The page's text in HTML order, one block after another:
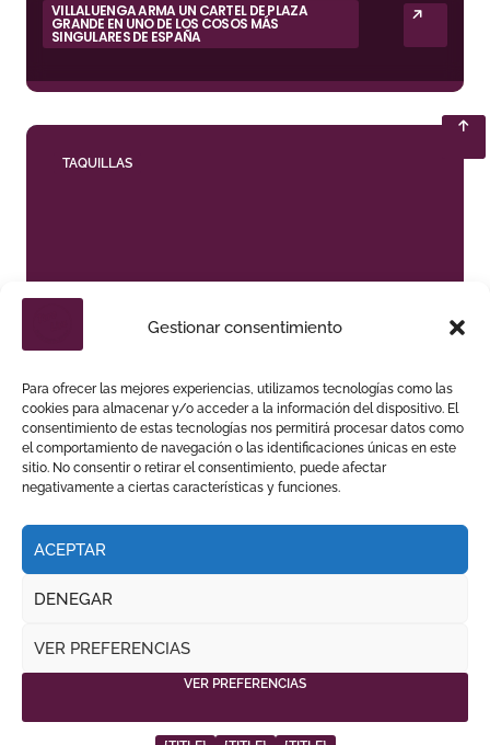
Gestionar consentimiento
Para ofrecer las mejores experiencias, utilizamos tecnologías como las
cookies para almacenar y/o acceder a la información del dispositivo. El
consentimiento de estas tecnologías nos permitirá procesar datos como
el comportamiento de navegación o las identificaciones únicas en este
sitio. No consentir o retirar el consentimiento, puede afectar
negativamente a ciertas características y funciones.
ACEPTAR
DENEGAR
VER PREFERENCIAS
VER PREFERENCIAS
VILLALUENGA ARMA UN CARTEL DE PLAZA
GRANDE EN UNO DE LOS COSOS MÁS
SINGULARES DE ESPAÑA
TAQUILLAS
LA MALAGUETA DISPARA SU NÚMERO DE
ABONADOS: UN 32,3% MÁS EN EL AÑO DEL 150